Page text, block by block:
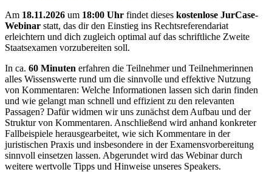
Am 18.11.2026 um 18:00 Uhr findet dieses kostenlose JurCase-
Webinar statt, das dir den Einstieg ins Rechtsreferendariat
erleichtern und dich zugleich optimal auf das schriftliche Zweite
Staatsexamen vorzubereiten soll.
In ca. 60 Minuten erfahren die Teilnehmer und Teilnehmerinnen
alles Wissenswerte rund um die sinnvolle und effektive Nutzung
von Kommentaren: Welche Informationen lassen sich darin finden
und wie gelangt man schnell und effizient zu den relevanten
Passagen? Dafür widmen wir uns zunächst dem Aufbau und der
Struktur von Kommentaren. Anschließend wird anhand konkreter
Fallbeispiele herausgearbeitet, wie sich Kommentare in der
juristischen Praxis und insbesondere in der Examensvorbereitung
sinnvoll einsetzen lassen. Abgerundet wird das Webinar durch
weitere wertvolle Tipps und Hinweise unseres Speakers.